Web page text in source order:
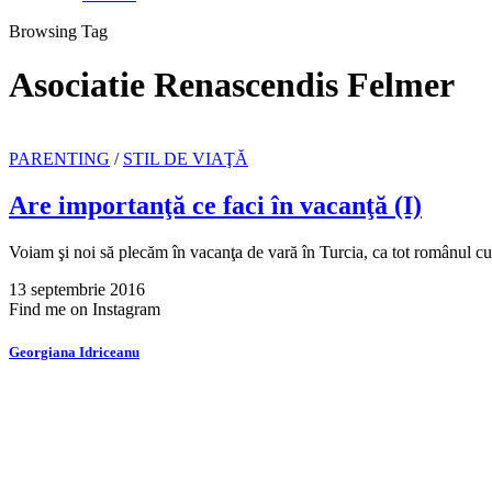
Browsing Tag
Asociatie Renascendis Felmer
PARENTING / STIL DE VIAŢĂ
Are importanţă ce faci în vacanţă (I)
Voiam şi noi să plecăm în vacanţa de vară în Turcia, ca tot românul
13 septembrie 2016
Find me on Instagram
Georgiana Idriceanu